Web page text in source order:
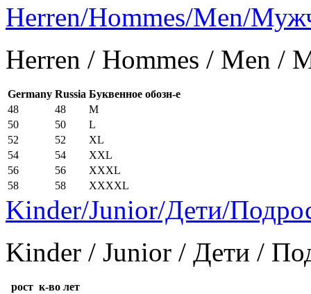
Herren/Hommes/Men/
Herren / Hommes / Men /
Germany Russia Буквенное обозн-е
48
48
M
50
50
L
52
52
XL
54
54
XXL
56
56
XXXL
58
58 XXXXL
Kinder/Junior/Дети/
Kinder / Junior / Дети /
рост к-во лет